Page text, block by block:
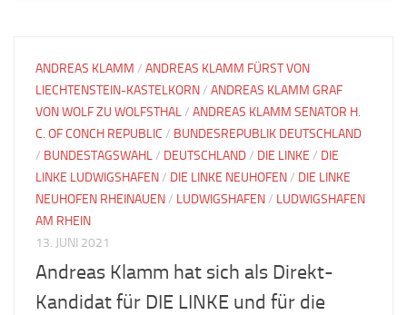
ANDREAS KLAMM / ANDREAS KLAMM FÜRST VON
LIECHTENSTEIN-KASTELKORN/ ANDREAS KLAMM GRAF
VON WOLF ZU WOLFSTHAL/ ANDREAS KLAMM SENATOR H.
C. OF CONCH REPUBLIC / BUNDESREPUBLIK DEUTSCHLAND
/ BUNDESTAGSWAHL/ DEUTSCHLAND/ DIE LINKE / DIE
LINKE LUDWIGSHAFEN/ DIE LINKE NEUHOFEN/ DIE LINKE
NEUHOFEN RHEINAUEN/ LUDWIGSHAFEN/ LUDWIGSHAFEN
AM RHEIN
13. JUNI 2021
Andreas Klamm hat sich als Direkt-
Kandidat für DIE LINKE und für die